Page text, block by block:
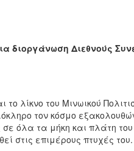
διοργάνωση Διεθνούς
λίκνο του Μινωικού
τον κόσμο
σε όλα τα μήκη και πλάτη
στις επιμέρους πτυχές του.